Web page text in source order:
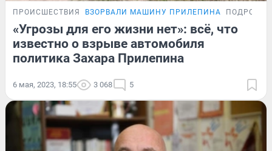
ПРОИСШЕСТВИЯ ВЗОРВАЛИ МАШИНУ ПРИЛЕПИНА
«Угрозы для его жизни нет»: всё, что
известно о взрыве автомобиля
политика Захара Прилепина
6 мая, 2023, 18:55 3 068 5